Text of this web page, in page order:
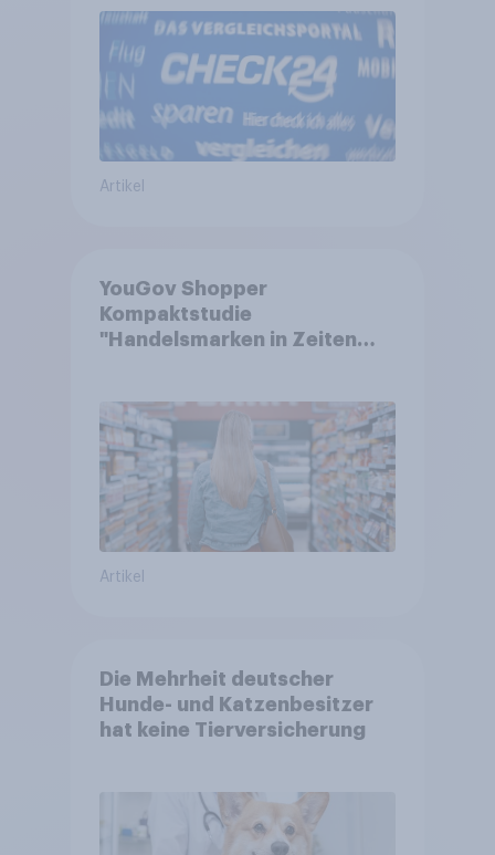
Artikel
YouGov Shopper
Kompaktstudie
"Handelsmarken in Zeiten
Artikel
Die Mehrheit deutscher
Hunde- und Katzenbesitzer
hat keine Tierversicherung